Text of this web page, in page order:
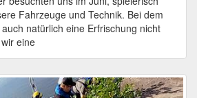
Fahrzeuge und Technik. Bei dem
natürlich eine Erfrischung nicht
eine